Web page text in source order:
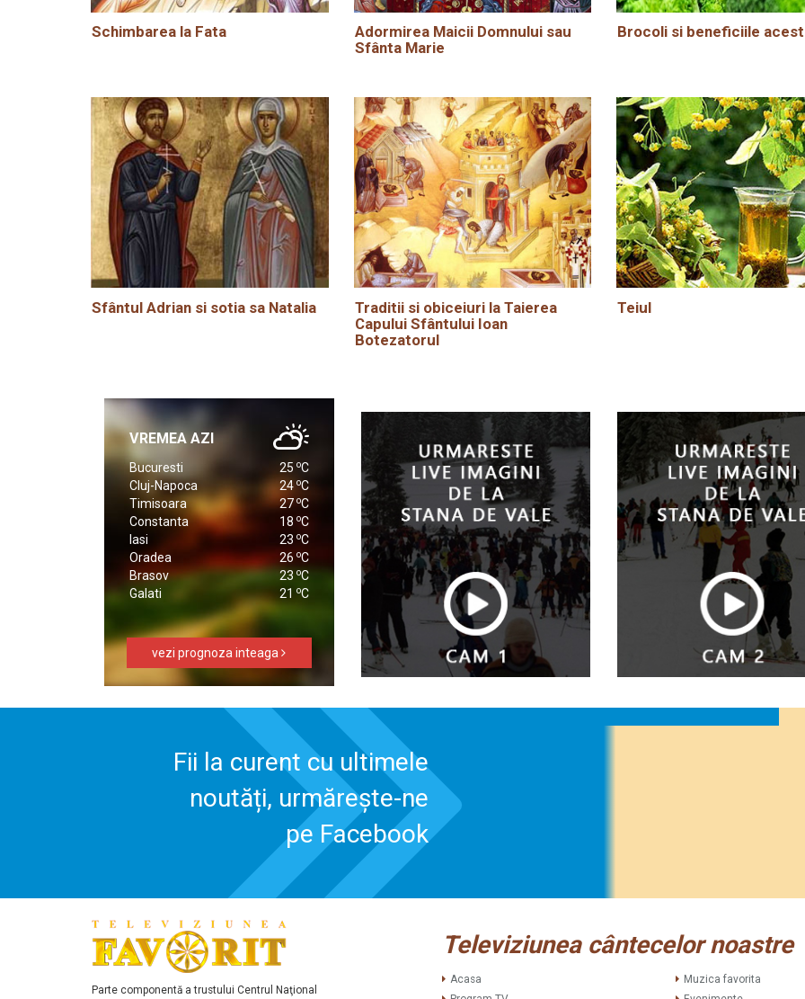
Schimbarea la Fata
Adormirea Maicii Domnului sau
Sfânta Marie
Sfântul Adrian si sotia sa Natalia
Traditii si obiceiuri la Taierea
Capului Sfântului Ioan
Botezatorul
Brocoli si beneficiile
Teiul
VREMEA AZI
Bucuresti 25 oC
Cluj-Napoca
24 oC
Timisoara
27oC
Constanta
18 oC
Iasi
23 oC
Oradea
26 oC
Brasov
23 oC
Galati
21 oC
vezi prognoza inteaga
Fii la curent cu ultimele
noutăți, urmărește-ne
pe Facebook
Parte componentă a trustului Centrul Naţional
Televiziunea cântecelor noastre
Acasa
Muzica favorita